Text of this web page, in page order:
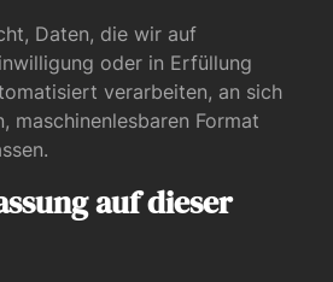
Daten, die wir auf
oder in Erfüllung
verarbeiten, an sich
maschinenlesbaren Format
auf dieser